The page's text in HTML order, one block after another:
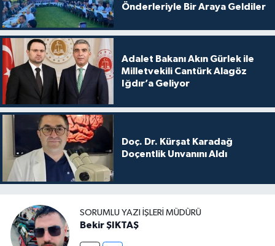
Önderleriyle Bir Araya Geldiler
Adalet Bakanı Akın Gürlek ile
Milletvekili Cantürk Alagöz
Iğdır’a Geliyor
Doç. Dr. Kürşat Karadağ
Doçentlik Unvanını Aldı
SORUMLU YAZI İŞLERI MÜDÜRÜ
Bekir ŞIKTAŞ